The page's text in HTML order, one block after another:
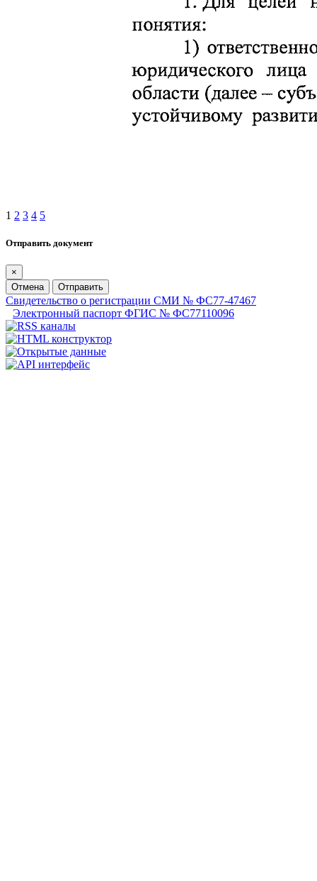
1 2 3 4 5
Отправить документ
×
Отмена
Отправить
Свидетельство о регистрации СМИ № ФС77-47467
Электронный паспорт ФГИС № ФС77110096